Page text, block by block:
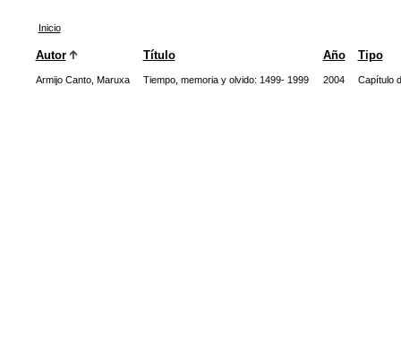
Inicio
Autor Título Año Tipo
Armijo Canto, Maruxa Tiempo, memoria y olvido: 1499- 1999 2004 Capítulo